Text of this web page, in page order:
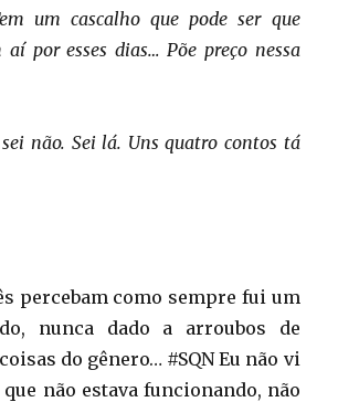
um cascalho que pode ser que
por esses dias… Põe preço nessa
sei não. Sei lá. Uns quatro contos tá
percebam como sempre fui um
nunca dado a arroubos de
do gênero… #SQN Eu não vi
não estava funcionando, não